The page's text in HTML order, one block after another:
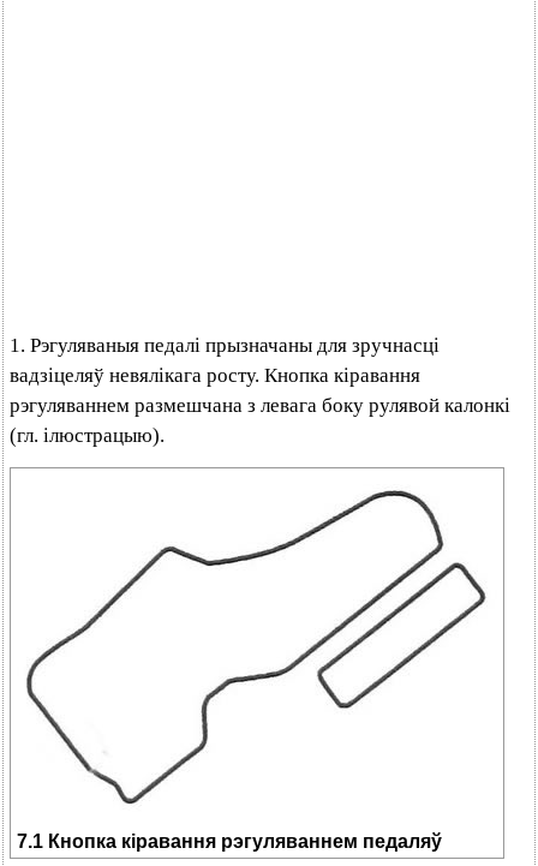
1. Рэгуляваныя педалі прызначаны для зручнасці
вадзіцеляў невялікага росту. Кнопка кіравання
рэгуляваннем размешчана з левага боку рулявой калонкі
(гл. ілюстрацыю).
7.1 Кнопка кіравання рэгуляваннем педаляў